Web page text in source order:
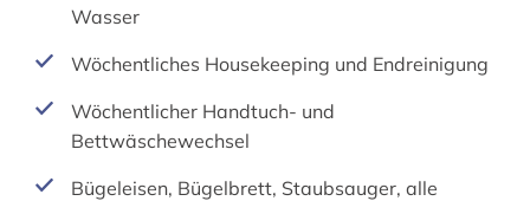
Wasser
Wöchentliches Housekeeping und Endreinigung
Wöchentlicher Handtuch- und
Bettwäschewechsel
Bügeleisen, Bügelbrett, Staubsauger, alle